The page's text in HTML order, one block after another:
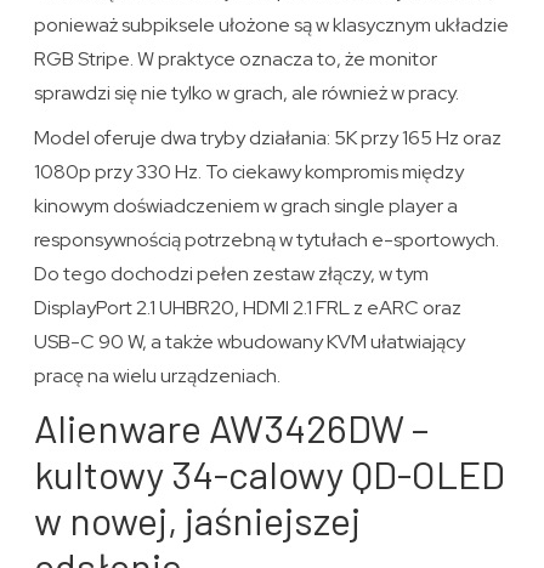
ponieważ subpiksele ułożone są w klasycznym układzie
RGB Stripe. W praktyce oznacza to, że monitor
sprawdzi się nie tylko w grach, ale również w pracy.
Model oferuje dwa tryby działania: 5K przy 165 Hz oraz
1080p przy 330 Hz. To ciekawy kompromis między
kinowym doświadczeniem w grach single player a
responsywnością potrzebną w tytułach e-sportowych.
Do tego dochodzi pełen zestaw złączy, w tym
DisplayPort 2.1 UHBR20, HDMI 2.1 FRL z eARC oraz
USB-C 90 W, a także wbudowany KVM ułatwiający
pracę na wielu urządzeniach.
Alienware AW3426DW –
kultowy 34-calowy QD-OLED
w nowej, jaśniejszej